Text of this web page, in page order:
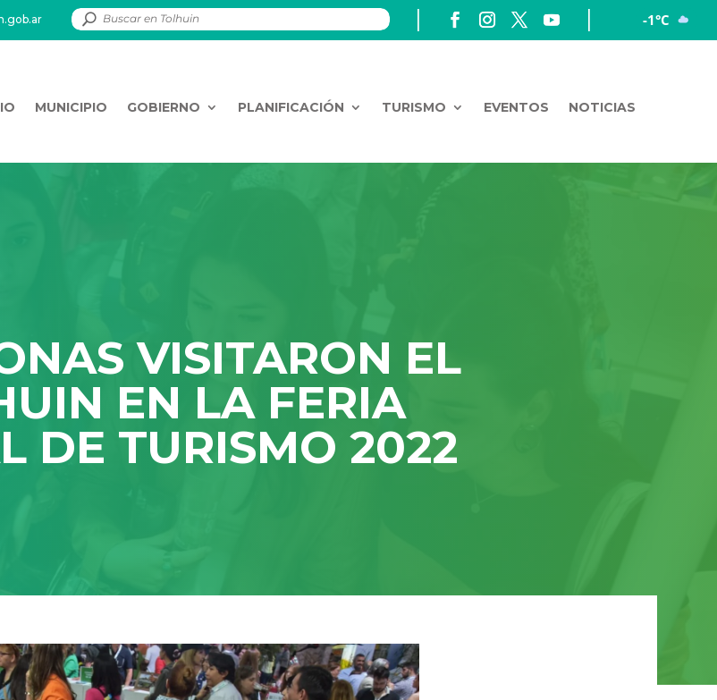
-1°C
MUNICIPIO GOBIERNO PLANIFICACIÓN TURISMO EVENTOS NOTICIAS
VISITARON EL
EN LA FERIA
DE TURISMO 2022